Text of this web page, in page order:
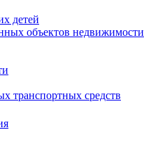
детей
объектов недвижимости
транспортных средств